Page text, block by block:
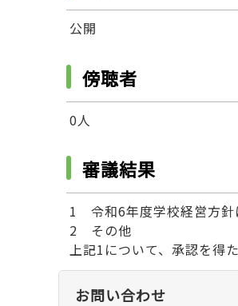
公開
傍聴者
0人
審議結果
1 令和6年度学校経営方針
2 その他
上記1について、承認を得た
お問い合わせ